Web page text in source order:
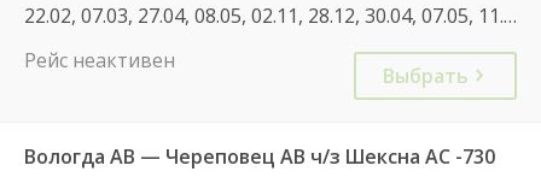
22.02, 07.03, 27.04, 08.05, 02.11, 28.12, 30.04, 07.05, 11.06, 04.11, 30.12, 31.12, 23.02, 09.03, 30.04
Рейс неактивен
Выбрать
Вологда АВ — Череповец АВ ч/з Шексна АC -730